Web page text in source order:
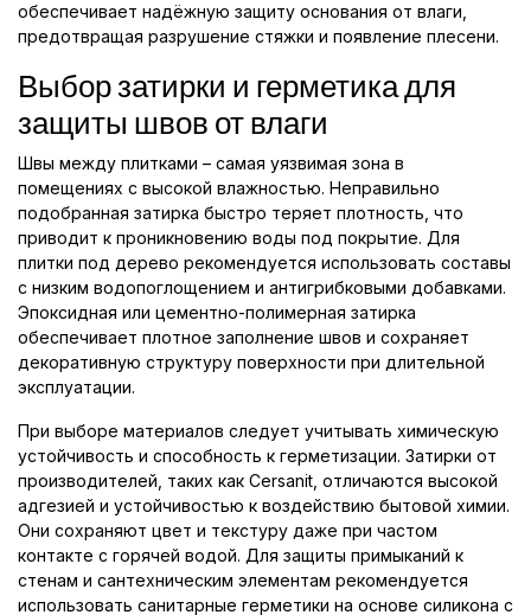
обеспечивает надёжную защиту основания от влаги,
предотвращая разрушение стяжки и появление плесени.
Выбор затирки и герметика для
защиты швов от влаги
Швы между плитками – самая уязвимая зона в
помещениях с высокой влажностью. Неправильно
подобранная затирка быстро теряет плотность, что
приводит к проникновению воды под покрытие. Для
плитки под дерево рекомендуется использовать составы
с низким водопоглощением и антигрибковыми добавками.
Эпоксидная или цементно-полимерная затирка
обеспечивает плотное заполнение швов и сохраняет
декоративную структуру поверхности при длительной
эксплуатации.
При выборе материалов следует учитывать химическую
устойчивость и способность к герметизации. Затирки от
производителей, таких как Cersanit, отличаются высокой
адгезией и устойчивостью к воздействию бытовой химии.
Они сохраняют цвет и текстуру даже при частом
контакте с горячей водой. Для защиты примыканий к
стенам и сантехническим элементам рекомендуется
использовать санитарные герметики на основе силикона с